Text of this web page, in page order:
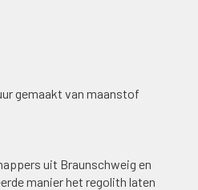
gemaakt van maanstof
uit Braunschweig en
manier het regolith laten